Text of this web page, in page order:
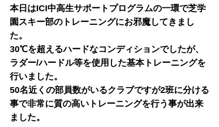
本日はICI中高生サポートプログラムの一環で芝学
園スキー部のトレーニングにお邪魔してきまし
た。
30℃を超えるハードなコンディションでしたが、
ラダー/ハードル等を使用した基本トレーニングを
行いました。
50名近くの部員数がいるクラブですが2班に分ける
事で非常に質の高いトレーニングを行う事が出来
ました。